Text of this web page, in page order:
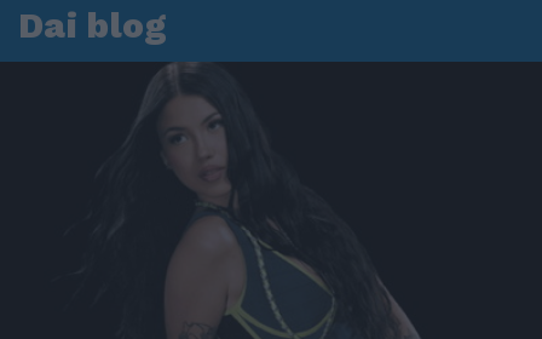
Dai blog